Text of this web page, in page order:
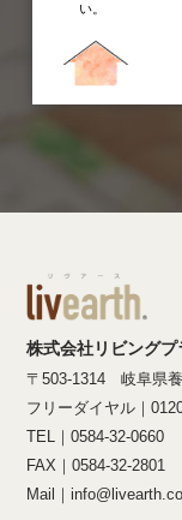
い。
株式会社リビングプ
〒503-1314 岐阜県
フリーダイヤル｜
TEL｜0584-32-0660
FAX｜0584-32-2801
Mail｜